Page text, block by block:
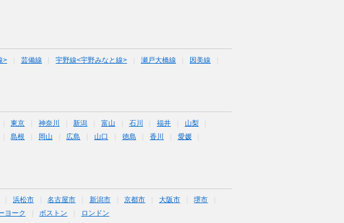
> 芸備線 宇野線<宇野みなと線> 瀬戸大橋線
因美線
東京 神奈川 新潟 富山 石川 福井
山梨
島根 岡山 広島 山口 徳島 香川
愛媛
浜松市 名古屋市 新潟市 京都市 大阪市
堺市
ヨーク ボストン ロンドン